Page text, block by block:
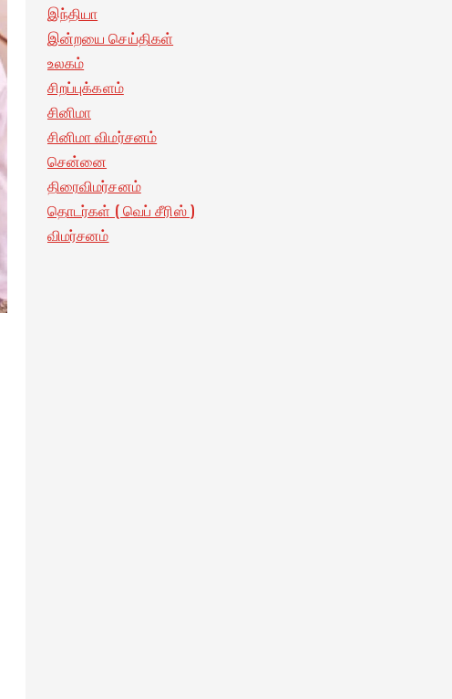
இந்தியா
இன்றயை செய்திகள்
உலகம்
சிறப்புக்களம்
சினிமா
சினிமா விமர்சனம்
சென்னை
திரைவிமர்சனம்
தொடர்கள் ( வெப் சீரிஸ் )
விமர்சனம்